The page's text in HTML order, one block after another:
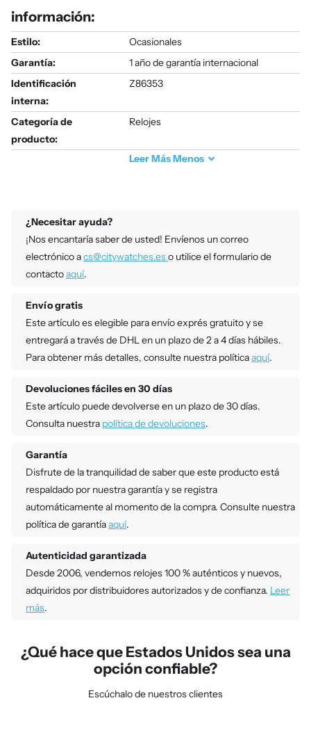
información:
Estilo:
Ocasionales
Garantía:
1 año de garantía internacional
Identificación
interna:
Z86353
Categoría de
producto:
Relojes
LeerMásMenos
¿Necesitar ayuda?
¡Nos encantaría saber de usted! Envíenos un correo
electrónico acs@citywatches.eso utilice el formulario de
contactoaquí.
Envío gratis
Este artículo es elegible para envío exprés gratuito y se
entregará a través de DHL en un plazo de 2 a 4 días hábiles.
Para obtener más detalles, consulte nuestra políticaaquí.
Devoluciones fáciles en 30 días
Este artículo puede devolverse en un plazo de 30 días.
Consulta nuestra política de devoluciones.
Garantía
Disfrute de la tranquilidad de saber que este producto está
respaldado por nuestra garantía y se registra
automáticamente al momento de la compra. Consulte nuestra
política de garantíaaquí.
Autenticidad garantizada
Desde 2006, vendemos relojes 100 % auténticos y nuevos,
adquiridos por distribuidores autorizados y de confianza. Leer
más.
¿Qué hace que Estados Unidos sea una
opción confiable?
Escúchalo de nuestros clientes